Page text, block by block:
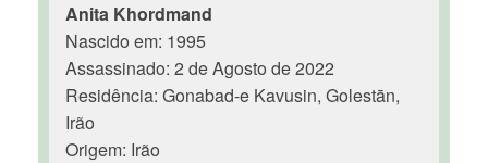
Anita Khordmand
Nascido em: 1995
Assassinado: 2 de Agosto de 2022
Residência: Gonabad-e Kavusin, Golestān,
Irão
Origem: Irão